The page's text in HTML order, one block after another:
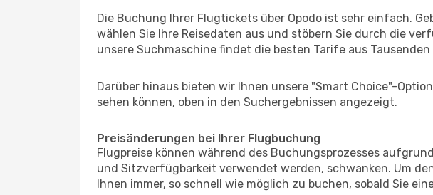
Die Buchung Ihrer Flugtickets über Opodo ist sehr einfach.
wählen Sie Ihre Reisedaten aus und stöbern Sie durch die
unsere Suchmaschine findet die besten Tarife aus
Darüber hinaus bieten wir Ihnen unsere "Smart Choice"-
sehen können, oben in den Suchergebnissen angezeigt.
Preisänderungen bei Ihrer Flugbuchung
Flugpreise können während des Buchungsprozesses
und Sitzverfügbarkeit verwendet werden, schwanken. Um
Ihnen immer, so schnell wie möglich zu buchen, sobald Sie